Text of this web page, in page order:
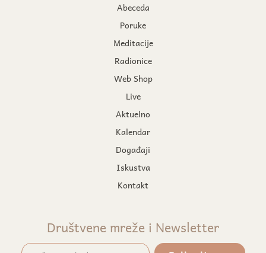
Abeceda
Poruke
Meditacije
Radionice
Web Shop
Live
Aktuelno
Kalendar
Događaji
Iskustva
Kontakt
Društvene mreže i Newsletter